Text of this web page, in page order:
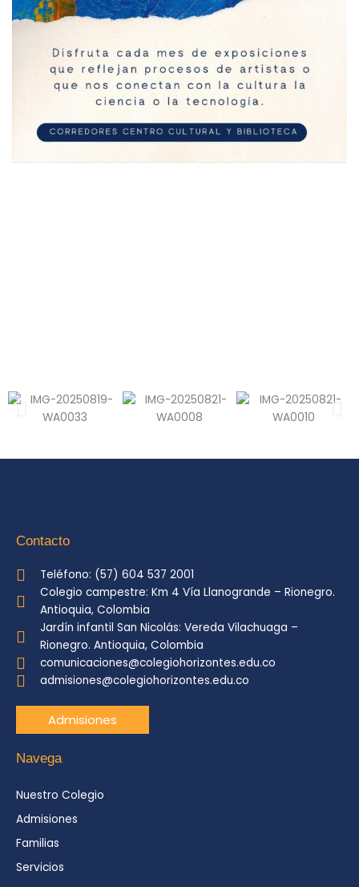
Contacto
Teléfono: (57) 604 537 2001
Colegio campestre: Km 4 Vía Llanogrande – Rionegro.
Antioquia, Colombia
Jardín infantil San Nicolás: Vereda Vilachuaga –
Rionegro. Antioquia, Colombia
comunicaciones@colegiohorizontes.edu.co
admisiones@colegiohorizontes.edu.co
Admisiones
Navega
Nuestro Colegio
Admisiones
Familias
Servicios